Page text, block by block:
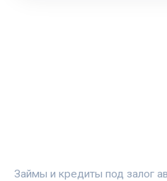
Займы и кредиты под залог